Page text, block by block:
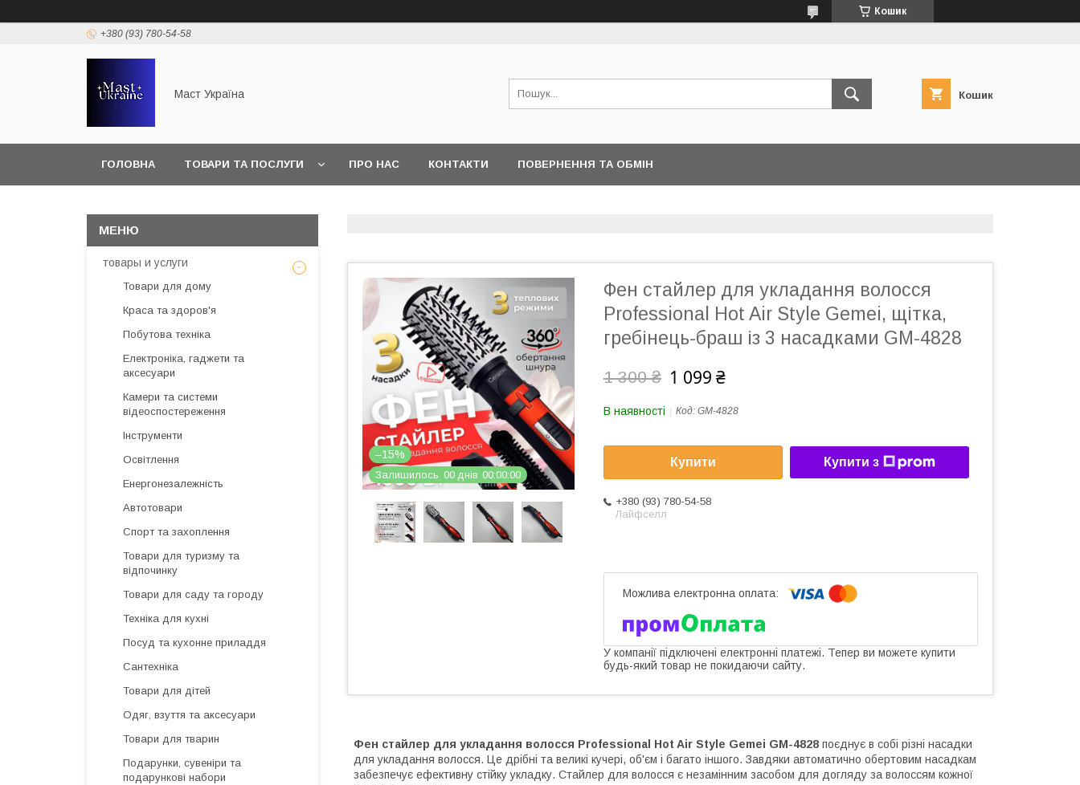
Кошик
+380 (93) 780-54-58
Маст Україна Кошик
ГОЛОВНА ТОВАРИ ТА ПОСЛУГИ ПРО НАС КОНТАКТИ ПОВЕРНЕННЯ ТА ОБМІН
–15%
Залишилось 00 днів 00 00 00
Фен стайлер для укладання волосся
Professional Hot Air Style Gemei, щітка,
гребінець-браш із 3 насадками GM-4828
1 300 ₴ 1 099 ₴
В наявності Код: GM-4828
Купити Купити з
+380 (93) 780-54-58
Лайфселл
У компанії підключені електронні платежі. Тепер ви можете купити
будь-який товар не покидаючи сайту.
Фен стайлер для укладання волосся Professional Hot Air Style Gemei GM-4828 поєднує в собі різні насадки
для укладання волосся. Це дрібні та великі кучері, об'єм і багато іншого. Завдяки автоматично обертовим насадкам
забезпечує ефективну стійку укладку. Стайлер для волосся є незамінним засобом для догляду за волоссям кожної
товары и услуги
Товари для дому
Краса та здоров'я
Побутова техніка
Електроніка, гаджети та
аксесуари
Камери та системи
відеоспостереження
Інструменти
Освітлення
Енергонезалежність
Автотовари
Спорт та захоплення
Товари для туризму та
відпочинку
Товари для саду та городу
Техніка для кухні
Посуд та кухонне приладдя
Сантехніка
Товари для дітей
Одяг, взуття та аксесуари
Товари для тварин
Подарунки, сувеніри та
подарункові набори